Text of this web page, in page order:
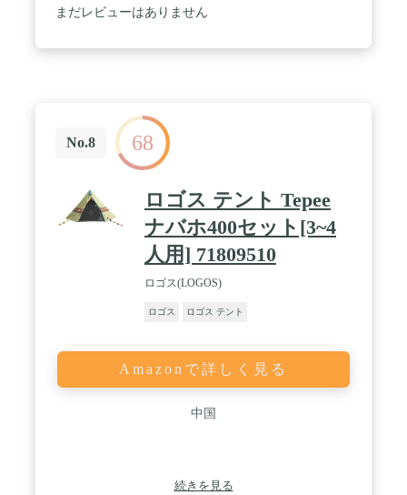
ST(インナー除く) / 人気のneosドゥーブルに
まだレビューはありません
No.8 68
ロゴス テント Tepee
ナバホ400セット[3~4
人用] 71809510
ロゴス(LOGOS)
ロゴス ロゴス テント
Amazonで詳しく見る
中国
続きを見る